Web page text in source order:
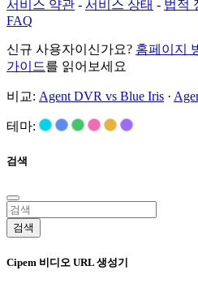
서비스 약관 - 서비스 상태 - 법적
FAQ
신규 사용자이신가요? 홈페이지
가이드를 읽어보세요
비교: Agent DVR vs Blue Iris ·
테마:
검색
검색
Cipem 비디오 URL 생성기